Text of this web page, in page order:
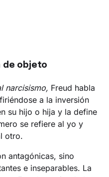
de objeto
narcisismo, Freud habla
a la inversión
su hijo o hija y la define
se refiere al yo y
otro.
antagónicas, sino
e inseparables. La